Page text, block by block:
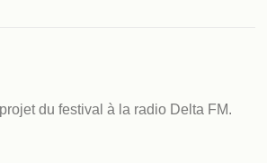
du festival à la radio Delta FM.